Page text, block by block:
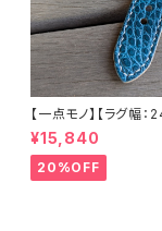
【一点モノ】【ラグ幅：
縫い】【ストレート型】
M24S-1】アリゲータ
エメラルド 国産なめ
地 ヌメ革キャメル ハン
¥15,840
20%OFF